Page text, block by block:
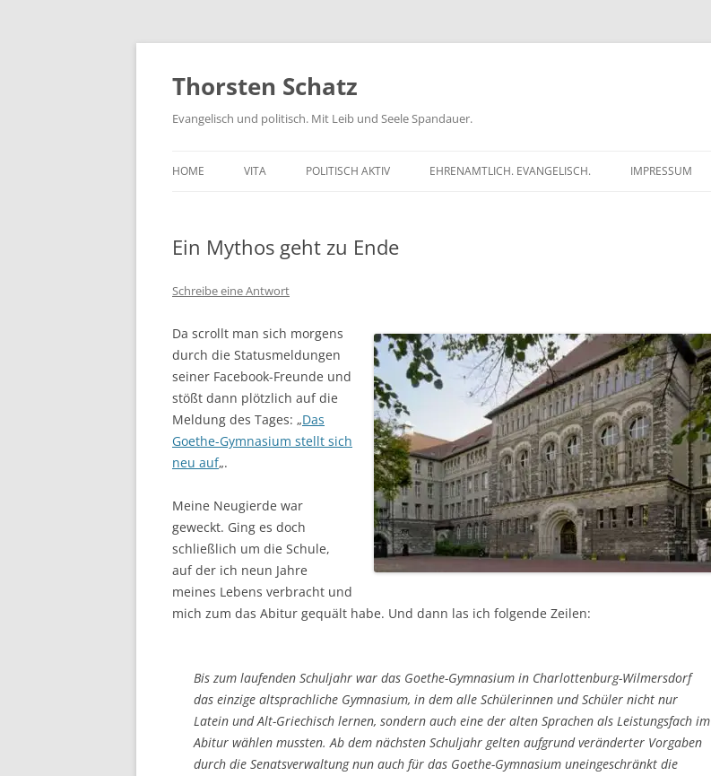
Zum
springen
Thorsten Schatz
Evangelisch und politisch. Mit Leib und Seele Spandauer.
HOME VITA POLITISCH AKTIV
SCHRIFTLICHE ANFRAGEN
EHRENAMTLICH. EVANGELISCH. IMPRESSUM
Ein Mythos geht zu Ende
Schreibe eine Antwort
Da scrollt man sich morgens
durch die Statusmeldungen
seiner Facebook-Freunde und
stößt dann plötzlich auf die
Meldung des Tages: „Das
Goethe-Gymnasium stellt sich
neu auf„.
Meine Neugierde war
geweckt. Ging es doch
schließlich um die Schule,
auf der ich neun Jahre
meines Lebens verbracht und
mich zum das Abitur gequält habe. Und dann las ich folgende Zeilen:
Bis zum laufenden Schuljahr war das Goethe-Gymnasium in Charlottenburg-Wilmersdorf
das einzige altsprachliche Gymnasium, in dem alle Schülerinnen und Schüler nicht nur
Latein und Alt-Griechisch lernen, sondern auch eine der alten Sprachen als Leistungsfach im
Abitur wählen mussten. Ab dem nächsten Schuljahr gelten aufgrund veränderter Vorgaben
durch die Senatsverwaltung nun auch für das Goethe-Gymnasium uneingeschränkt die